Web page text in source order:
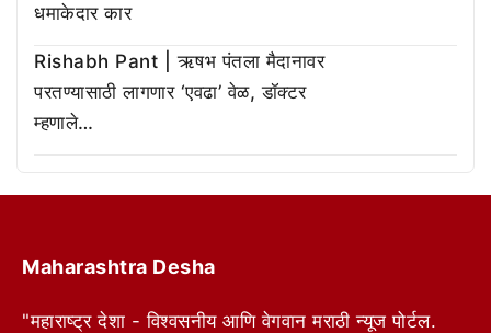
धमाकेदार कार
Rishabh Pant | ऋषभ पंतला मैदानावर
परतण्यासाठी लागणार ‘एवढा’ वेळ, डॉक्टर
म्हणाले…
Maharashtra Desha
"महाराष्ट्र देशा - विश्वसनीय आणि वेगवान मराठी न्यूज पोर्टल.